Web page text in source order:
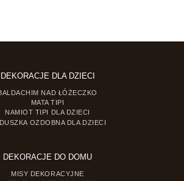
DEKORACJE DLA DZIECI
NAD ŁÓŻECZKO
MATA TIPI
NAMIOT TIPI DLA DZIECI
OZDOBNA DLA DZIECI
DEKORACJE DO DOMU
MISY DEKORACYJNE